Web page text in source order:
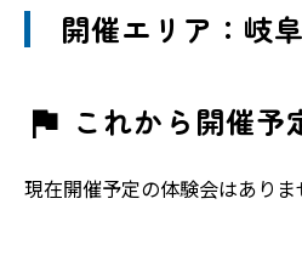
開催エリア：岐阜
これから開催予
現在開催予定の体験会はありま